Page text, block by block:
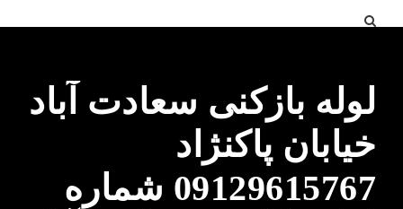
لوله بازکنی سعادت آباد
خیابان پاکنژاد
09129615767 شماره